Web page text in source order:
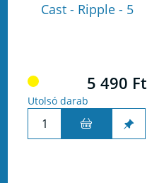
Cast - Ripple - 5
5 490 Ft
Utolsó darab